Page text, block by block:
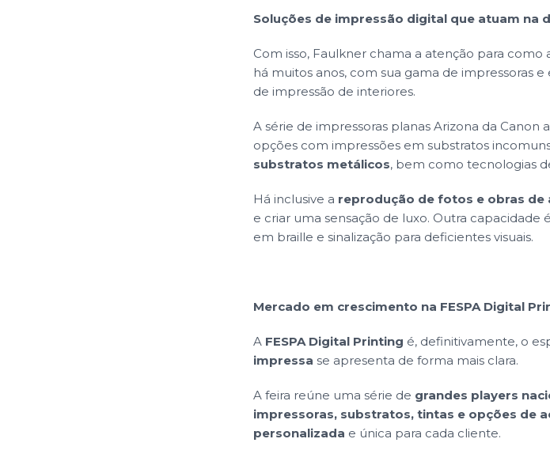
Soluções de impressão digital que atuam na
Com isso, Faulkner chama a atenção para
há muitos anos, com sua gama de impressoras
de impressão de interiores.
A série de impressoras planas Arizona da Canon
opções com impressões em substratos
substratos metálicos, bem como tecnologias
Há inclusive a reprodução de fotos e obras de
e criar uma sensação de luxo. Outra capacidade
em braille e sinalização para deficientes visuais.
Mercado em crescimento na FESPA Digital
A FESPA Digital Printing é, definitivamente, o
impressa se apresenta de forma mais clara.
A feira reúne uma série de grandes players
impressoras, substratos, tintas e opções de
personalizada e única para cada cliente.